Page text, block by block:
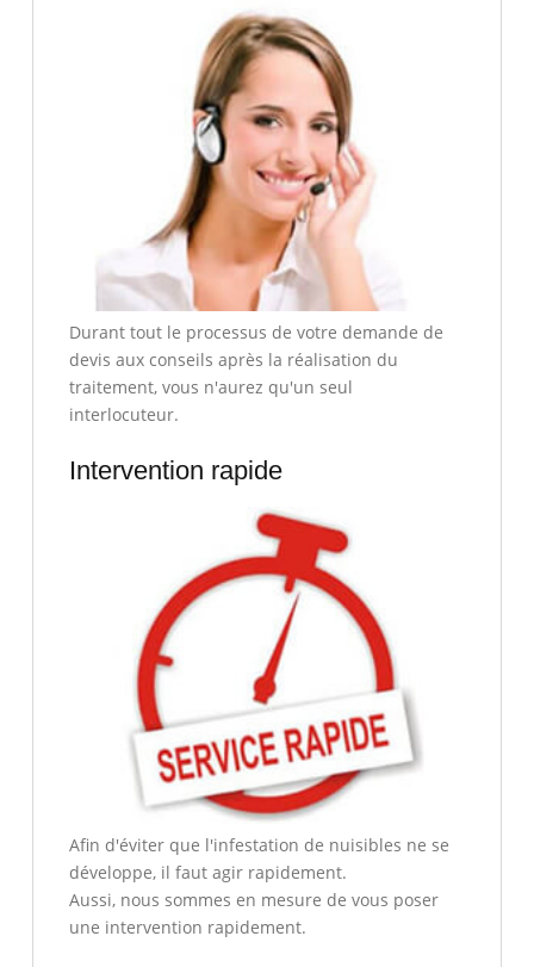
Durant tout le processus de votre demande de
devis aux conseils après la réalisation du
traitement, vous n'aurez qu'un seul
interlocuteur.
Intervention rapide
Afin d'éviter que l'infestation de nuisibles ne se
développe, il faut agir rapidement.
Aussi, nous sommes en mesure de vous poser
une intervention rapidement.